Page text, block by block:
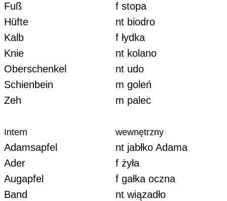
Fuß
f stopa
Hüfte
nt biodro
Kalb
f łydka
Knie
nt kolano
Oberschenkel
nt udo
Schienbein
m goleń
Zeh
m palec
Intern wewnętrzny
Adamsapfel
nt jabłko Adama
Ader
f żyła
Augapfel
f gałka oczna
Band
nt wiązadło